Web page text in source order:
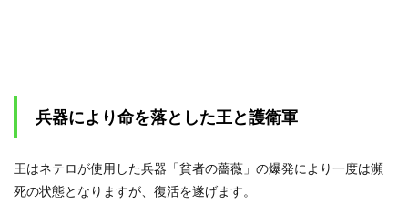
兵器により命を落とした王と護衛軍
王はネテロが使用した兵器「貧者の薔薇」の爆発により一度は瀕
死の状態となりますが、復活を遂げます。